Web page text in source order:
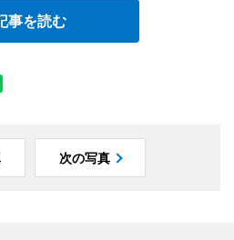
事を読む
次の写真